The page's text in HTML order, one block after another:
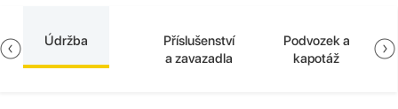
Údržba
Příslušenství
a zavazadla
Podvozek a
kapotáž